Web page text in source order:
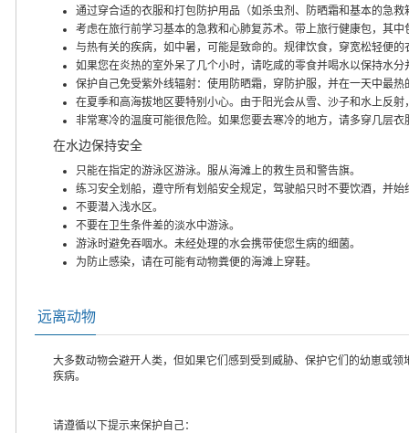
通过穿合适的衣服和打包防护用品（如杀虫剂、防晒霜和基本的急救
考虑在旅行前学习基本的急救和心肺复苏术。带上旅行健康包，其
与热有关的疾病，如中暑，可能是致命的。规律饮食，穿宽松轻便
如果您在炎热的室外呆了几个小时，请吃咸的零食并喝水以保持水
保护自己免受紫外线辐射：使用防晒霜，穿防护服，并在一天中最热
在夏季和高海拔地区要特别小心。由于阳光会从雪、沙子和水上反
非常寒冷的温度可能很危险。如果您要去寒冷的地方，请多穿几层
在水边保持安全
只能在指定的游泳区游泳。服从海滩上的救生员和警告旗。
练习安全划船，遵守所有划船安全规定，驾驶船只时不要饮酒，并始
不要潜入浅水区。
不要在卫生条件差的淡水中游泳。
游泳时避免吞咽水。未经处理的水会携带使您生病的细菌。
为防止感染，请在可能有动物粪便的海滩上穿鞋。
远离动物
大多数动物会避开人类，但如果它们感到受到威胁、保护它们的幼崽或
疾病。
请遵循以下提示来保护自己：